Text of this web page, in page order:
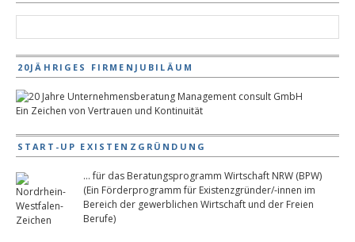
20JÄHRIGES FIRMENJUBILÄUM
Ein Zeichen von Vertrauen und Kontinuität
START-UP EXISTENZGRÜNDUNG
... für das Beratungsprogramm Wirtschaft NRW (BPW)
(Ein Förderprogramm für Existenzgründer/-innen im
Bereich der gewerblichen Wirtschaft und der Freien
Berufe)